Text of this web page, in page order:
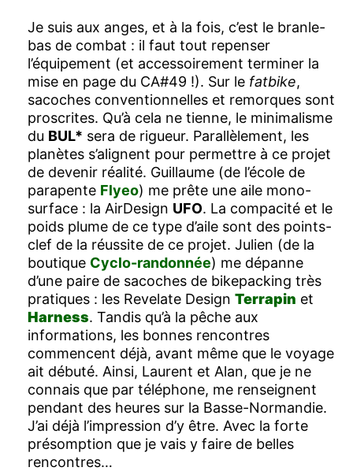
Je suis aux anges, et à la fois, c’est le branle-
bas de combat : il faut tout repenser
l’équipement (et accessoirement terminer la
mise en page du CA#49 !). Sur le fatbike,
sacoches conventionnelles et remorques sont
proscrites. Qu’à cela ne tienne, le minimalisme
du BUL* sera de rigueur. Parallèlement, les
planètes s’alignent pour permettre à ce projet
de devenir réalité. Guillaume (de l’école de
parapente Flyeo) me prête une aile mono-
surface : la AirDesign UFO. La compacité et le
poids plume de ce type d’aile sont des points-
clef de la réussite de ce projet. Julien (de la
boutique Cyclo-randonnée) me dépanne
d’une paire de sacoches de bikepacking très
pratiques : les Revelate Design Terrapin et
Harness. Tandis qu’à la pêche aux
informations, les bonnes rencontres
commencent déjà, avant même que le voyage
ait débuté. Ainsi, Laurent et Alan, que je ne
connais que par téléphone, me renseignent
pendant des heures sur la Basse-Normandie.
J’ai déjà l’impression d’y être. Avec la forte
présomption que je vais y faire de belles
rencontres…